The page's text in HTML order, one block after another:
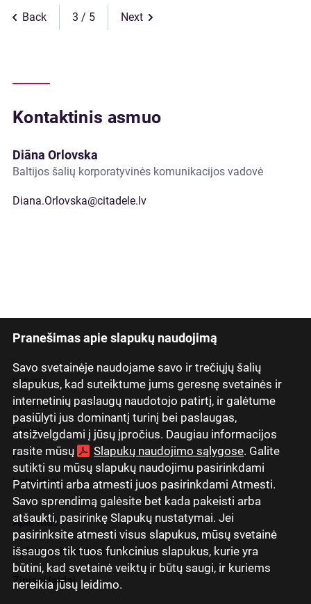
Pranešimas apie slapukų naudojimą
Savo svetainėje naudojame savo ir trečiųjų šalių
slapukus, kad suteiktume jums geresnę svetainės ir
internetinių paslaugų naudotojo patirtį, ir galėtume
pasiūlyti jus dominantį turinį bei paslaugas,
atsižvelgdami į jūsų įpročius. Daugiau informacijos
rasite mūsų
Slapukų naudojimo sąlygose. Galite
sutikti su mūsų slapukų naudojimu pasirinkdami
Patvirtinti arba atmesti juos pasirinkdami Atmesti.
Savo sprendimą galėsite bet kada pakeisti arba
atšaukti, pasirinkę Slapukų nustatymai. Jei
pasirinksite atmesti visus slapukus, mūsų svetainė
išsaugos tik tuos funkcinius slapukus, kurie yra
būtini, kad svetainė veiktų ir būtų saugi, ir kuriems
nereikia jūsų leidimo.
Back 3 Next
Kontaktinis asmuo
Diāna Orlovska
Baltijos šalių korporatyvinės komunikacijos vadovė
Diana.Orlovska@citadele.lv
Latviski
Русский
English
Eesti
Lietuviškai
Apie mus
Ryšiai su investuotojais
Žiniasklaidai